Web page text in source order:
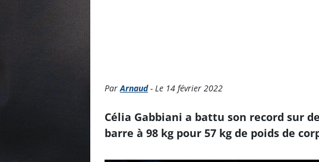
ParArnaud- Le 14 février 2022
Célia Gabbiani a battu son record sur
barre à 98 kg pour 57 kg de poids de